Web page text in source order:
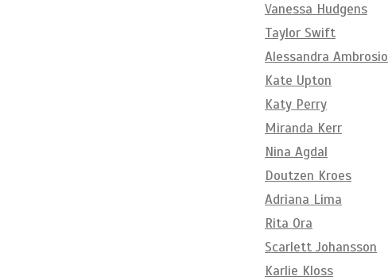
Vanessa Hudgens
Taylor Swift
Alessandra Ambrosio
Kate Upton
Katy Perry
Miranda Kerr
Nina Agdal
Doutzen Kroes
Adriana Lima
Rita Ora
Scarlett Johansson
Karlie Kloss